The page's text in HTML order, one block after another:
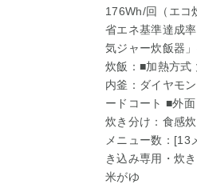
176Wh/回（エコ
省エネ基準達成
気ジャー炊飯器
炊飯：■加熱方式
内釜：ダイヤモ
ードコート ■外
炊き分け：食感
メニュー数：[13
き込み専用・炊
米がゆ